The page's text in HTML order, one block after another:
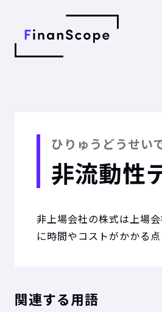
ひりゅうどうせい
非流動性
非上場会社の株式は上場
に時間やコストがかかる
関連する用語